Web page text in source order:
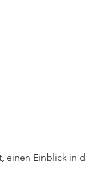
Einblick in